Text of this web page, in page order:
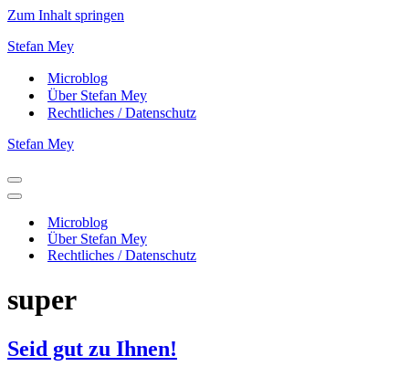
Zum Inhalt springen
Stefan Mey
Microblog
Über Stefan Mey
Rechtliches / Datenschutz
Stefan Mey
Navigationsmenü
Navigationsmenü
Microblog
Über Stefan Mey
Rechtliches / Datenschutz
super
Seid gut zu Ihnen!